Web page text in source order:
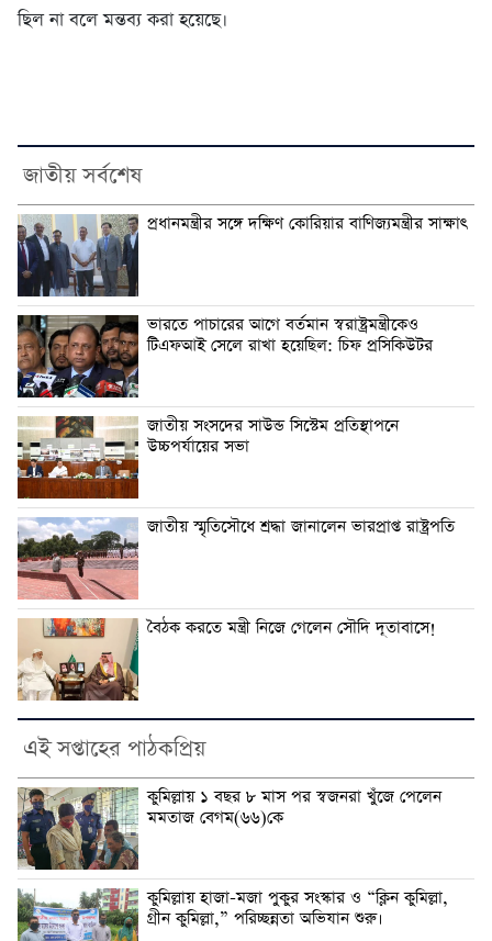
ছিল না বলে মন্তব্য করা হয়েছে।
জাতীয় সর্বশেষ
প্রধানমন্ত্রীর সঙ্গে দক্ষিণ কোরিয়ার বাণিজ্যমন্ত্রীর সাক্ষাৎ
ভারতে পাচারের আগে বর্তমান স্বরাষ্ট্রমন্ত্রীকেও
টিএফআই সেলে রাখা হয়েছিল: চিফ প্রসিকিউটর
জাতীয় সংসদের সাউন্ড সিস্টেম প্রতিস্থাপনে
উচ্চপর্যায়ের সভা
জাতীয় স্মৃতিসৌধে শ্রদ্ধা জানালেন ভারপ্রাপ্ত রাষ্ট্রপতি
বৈঠক করতে মন্ত্রী নিজে গেলেন সৌদি দূতাবাসে!
এই সপ্তাহের পাঠকপ্রিয়
কুমিল্লায় ১ বছর ৮ মাস পর স্বজনরা খুঁজে পেলেন
মমতাজ বেগম(৬৬)কে
কুমিল্লায় হাজা-মজা পুকুর সংস্কার ও “ক্লিন কুমিল্লা,
গ্রীন কুমিল্লা,” পরিচ্ছন্নতা অভিযান শুরু।